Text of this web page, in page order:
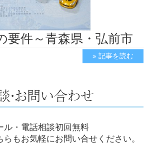
要件～青森県・弘前市
» 記事を読む
ル・電話相談初回無料
らもお気軽にお問い合せください。